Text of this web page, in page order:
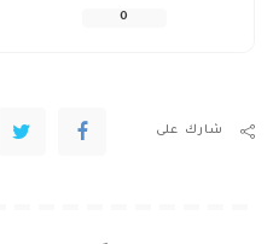
0
شارك على